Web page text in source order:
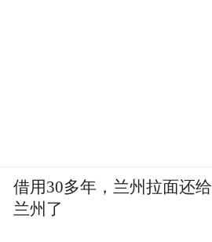
借用30多年，兰州拉面还给
兰州了